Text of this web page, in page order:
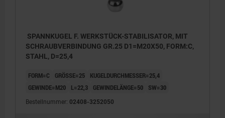
SPANNKUGEL F. WERKSTÜCK-STABILISATOR, MIT
SCHRAUBVERBINDUNG GR.25 D1=M20X50, FORM:C,
STAHL, D=25,4
FORM=C GRÖSSE=25
KUGELDURCHMESSER=25,4
GEWINDE=M20
L=22,3 GEWINDELÄNGE=50 SW=30
Bestellnummer: 02408-3252050